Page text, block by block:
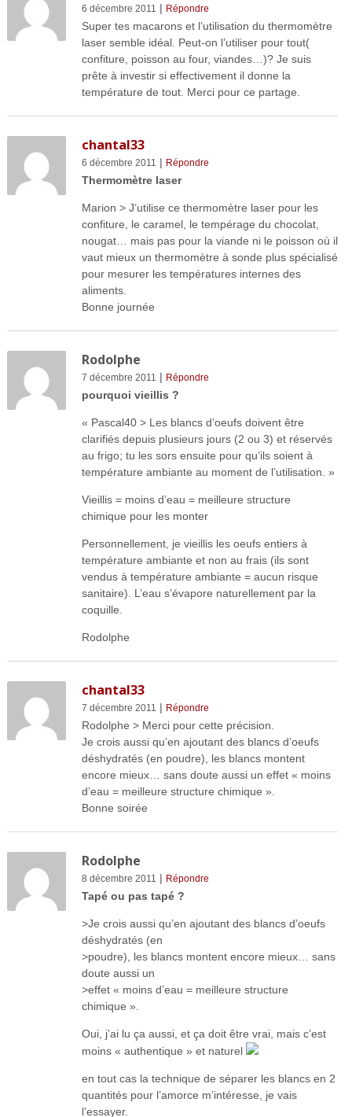
6 décembre 2011 | Répondre
Super tes macarons et l’utilisation du thermomètre
laser semble idéal. Peut-on l’utiliser pour tout(
confiture, poisson au four, viandes…)? Je suis
prête à investir si effectivement il donne la
température de tout. Merci pour ce partage.
chantal33
6 décembre 2011 | Répondre
Thermomètre laser
Marion > J’utilise ce thermomètre laser pour les
confiture, le caramel, le tempérage du chocolat,
nougat… mais pas pour la viande ni le poisson où il
vaut mieux un thermomètre à sonde plus spécialisé
pour mesurer les températures internes des
aliments.
Bonne journée
Rodolphe
7 décembre 2011 | Répondre
pourquoi vieillis ?
« Pascal40 > Les blancs d’oeufs doivent être
clarifiés depuis plusieurs jours (2 ou 3) et réservés
au frigo; tu les sors ensuite pour qu’ils soient à
température ambiante au moment de l’utilisation. »
Vieillis = moins d’eau = meilleure structure
chimique pour les monter
Personnellement, je vieillis les oeufs entiers à
température ambiante et non au frais (ils sont
vendus à température ambiante = aucun risque
sanitaire). L’eau s’évapore naturellement par la
coquille.
Rodolphe
chantal33
7 décembre 2011 | Répondre
Rodolphe > Merci pour cette précision.
Je crois aussi qu’en ajoutant des blancs d’oeufs
déshydratés (en poudre), les blancs montent
encore mieux… sans doute aussi un effet « moins
d’eau = meilleure structure chimique ».
Bonne soirée
Rodolphe
8 décembre 2011 | Répondre
Tapé ou pas tapé ?
>Je crois aussi qu’en ajoutant des blancs d’oeufs
déshydratés (en
>poudre), les blancs montent encore mieux… sans
doute aussi un
>effet « moins d’eau = meilleure structure
chimique ».
Oui, j’ai lu ça aussi, et ça doit être vrai, mais c’est
moins « authentique » et naturel
en tout cas la technique de séparer les blancs en 2
quantités pour l’amorce m’intéresse, je vais
l’essayer.